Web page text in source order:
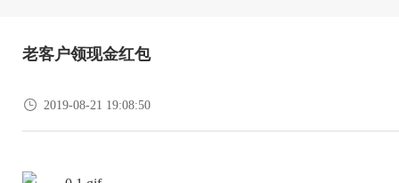
老客户领现金红包
 2019-08-21 19:08:50